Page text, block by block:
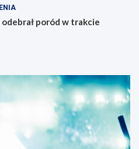
poród w trakcie